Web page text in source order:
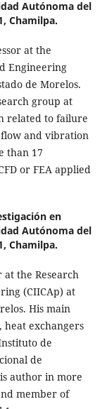
Autónoma del
Chamilpa.
at the
Engineering
de Morelos.
group at
related to failure
and vibration
than 17
or FEA applied
en
Autónoma del
Chamilpa.
at the Research
(CIICAp) at
His main
heat exchangers
de
de
author in more
member of